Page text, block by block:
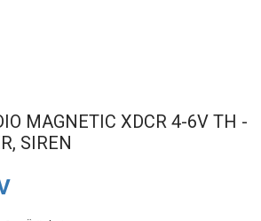
MAGNETIC XDCR 4-6V TH -
SIREN